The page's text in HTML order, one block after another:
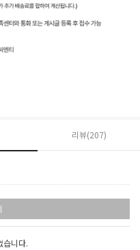
리뷰(207)
습니다.